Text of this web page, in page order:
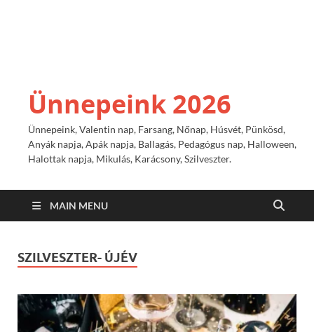
Ünnepeink 2026
Ünnepeink, Valentin nap, Farsang, Nőnap, Húsvét, Pünkösd,
Anyák napja, Apák napja, Ballagás, Pedagógus nap, Halloween,
Halottak napja, Mikulás, Karácsony, Szilveszter.
MAIN MENU
SZILVESZTER- ÚJÉV